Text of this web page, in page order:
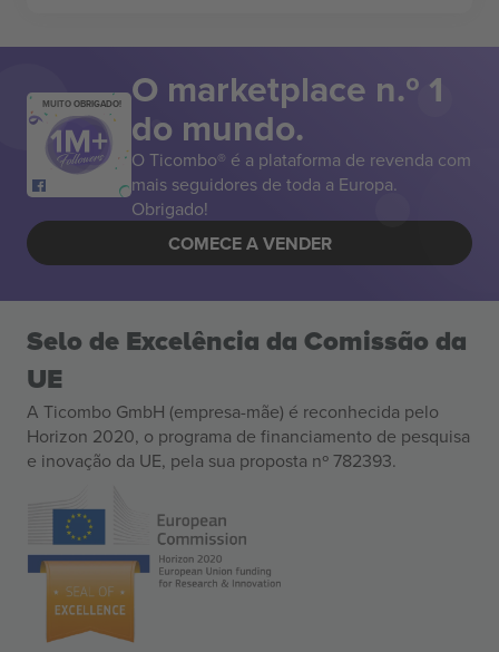
MUITO OBRIGADO! O marketplace n.º 1
do mundo.
O Ticombo® é a plataforma de revenda com
mais seguidores de toda a Europa.
Obrigado!
COMECE A VENDER
Selo de Excelência da Comissão da
UE
A Ticombo GmbH (empresa-mãe) é reconhecida pelo
Horizon 2020, o programa de financiamento de pesquisa
e inovação da UE, pela sua proposta nº 782393.